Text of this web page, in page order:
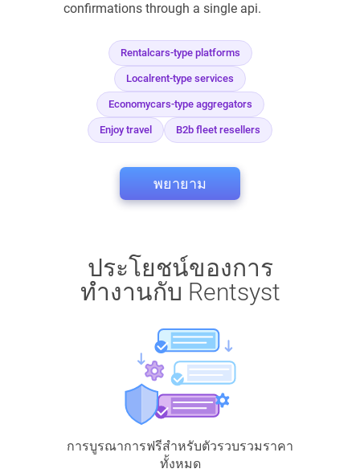
confirmations through a single api.
Rentalcars-type platforms
Localrent-type services
Economycars-type aggregators
Enjoy travel B2b fleet resellers
พยายาม
ประโยชน์ของการ
ทำงานกับ Rentsyst
การบูรณาการฟรีสำหรับตัวรวบรวมราคา
ทั้งหมด